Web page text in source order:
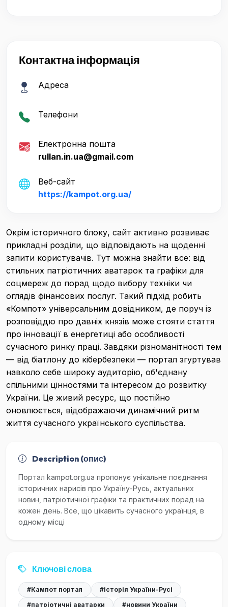
Контактна інформація
Адреса
Телефони
Електронна пошта
rullan.in.ua@gmail.com
Веб-сайт
https://kampot.org.ua/
Окрім історичного блоку, сайт активно розвиває
прикладні розділи, що відповідають на щоденні
запити користувачів. Тут можна знайти все: від
стильних патріотичних аватарок та графіки для
соцмереж до порад щодо вибору техніки чи
оглядів фінансових послуг. Такий підхід робить
«Компот» універсальним довідником, де поруч із
розповіддю про давніх князів може стояти стаття
про інновації в енергетиці або особливості
сучасного ринку праці. Завдяки різноманітності тем
— від біатлону до кібербезпеки — портал згуртував
навколо себе широку аудиторію, об'єднану
спільними цінностями та інтересом до розвитку
України. Це живий ресурс, що постійно
оновлюється, відображаючи динамічний ритм
життя сучасного українського суспільства.
Description (опис)
Портал kampot.org.ua пропонує унікальне поєднання
історичних нарисів про Україну-Русь, актуальних
новин, патріотичної графіки та практичних порад на
кожен день. Все, що цікавить сучасного українця, в
одному місці
Ключові слова
#Кампот портал
#історія України-Русі
#патріотичні аватарки
#новини України